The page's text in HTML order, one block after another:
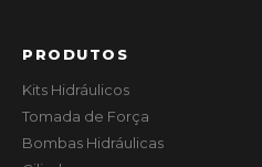
PRODUTOS
Kits Hidráulicos
Tomada de Força
Bombas Hidráulicas